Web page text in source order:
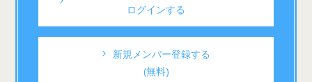
ログインする
新規メンバー登録する
(無料)